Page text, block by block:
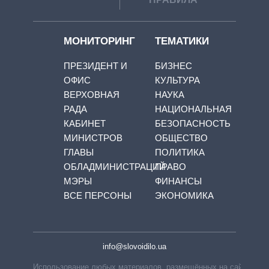
МОНИТОРИНГ
ПРЕЗИДЕНТ И
ОФИС
ВЕРХОВНАЯ
РАДА
КАБИНЕТ
МИНИСТРОВ
ГЛАВЫ
ОБЛАДМИНИСТРАЦИЙ
МЭРЫ
ВСЕ ПЕРСОНЫ
ТЕМАТИКИ
БИЗНЕС
КУЛЬТУРА
НАУКА
НАЦИОНАЛЬНАЯ
БЕЗОПАСНОСТЬ
ОБЩЕСТВО
ПОЛИТИКА
ПРАВО
ФИНАНСЫ
ЭКОНОМИКА
info@slovoidilo.ua
Использование любых материалов, размещённых на сайте,